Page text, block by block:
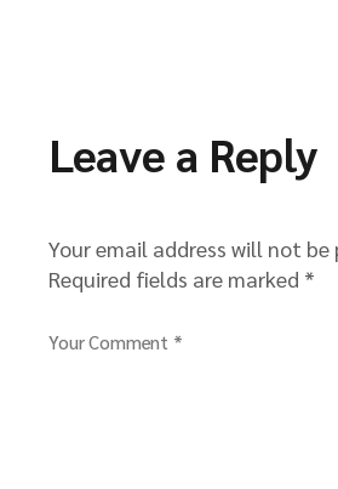
Leave a Reply
Your email address will not be
Required fields are marked *
Your Comment *